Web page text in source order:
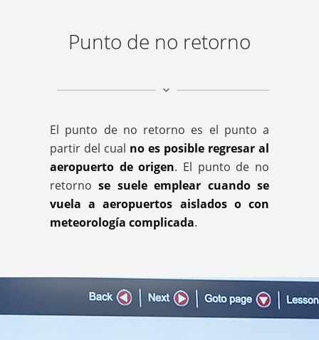
Punto de no retorno
El punto de no retorno es el punto a
partir del cual no es posible regresar al
aeropuerto de origen. El punto de no
retornose suele emplear cuando se
vuela a aeropuertos aislados o con
meteorología complicada.